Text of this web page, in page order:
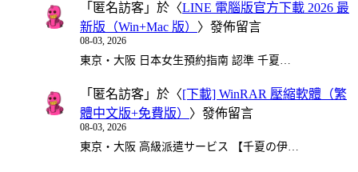
「 匿名訪客 」於〈LINE 電腦版官方下載 2026 最
新版（Win+Mac 版） 〉發佈留言
08-03, 2026
東京・大阪 日本女生預約指南 認準 千夏…
「 匿名訪客 」於〈[下載] WinRAR 壓縮軟體（繁
體中文版+免費版） 〉發佈留言
08-03, 2026
東京・大阪 高級派遣サービス 【千夏の伊…